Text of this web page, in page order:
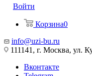
Войти
Корзина0
info@uzi-bu.ru
111141, г. Москва, ул.
Вконтакте